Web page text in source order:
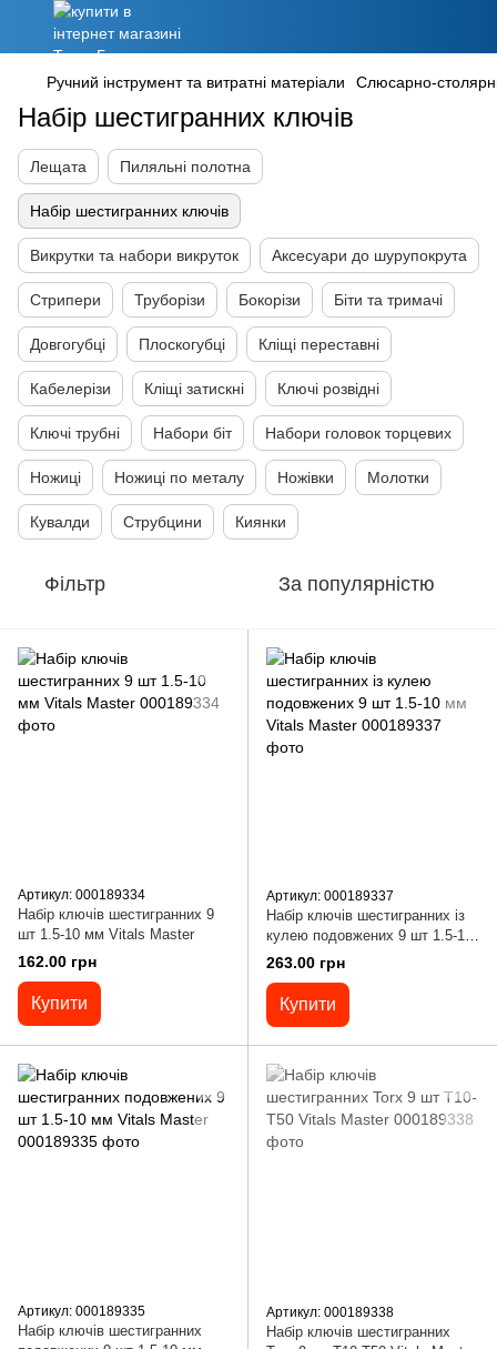
Ручний інструмент та витратні матеріали Слюсарно-
Набір шестигранних ключів
Лещата Пиляльні полотна
Набір шестигранних ключів
Викрутки та набори викруток Аксесуари до шурупокрута
Стрипери Труборізи Бокорізи Біти та тримачі
Довгогубці Плоскогубці Кліщі переставні
Кабелерізи Кліщі затискні Ключі розвідні
Ключі трубні Набори біт Набори головок торцевих
Ножиці Ножиці по металу Ножівки Молотки
Кувалди Струбцини Киянки
Фільтр За популярністю
Артикул: 000189334
Набір ключів шестигранних 9
шт 1.5-10 мм Vitals Master
162.00 грн
Купити
Артикул: 000189337
Набір ключів шестигранних із
кулею подовжених 9 шт 1.5-10
мм Vitals Master
263.00 грн
Купити
Артикул: 000189335
Набір ключів шестигранних
Артикул: 000189338
Набір ключів шестигранних